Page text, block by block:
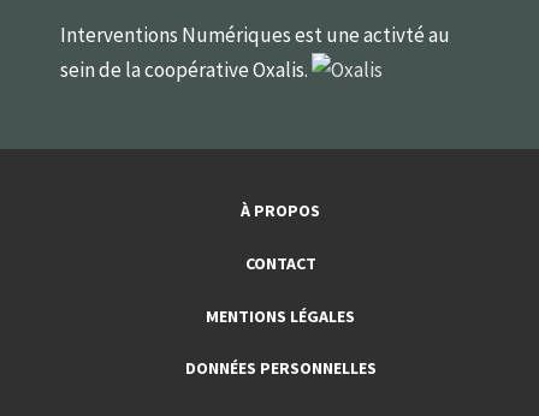
Interventions Numériques est une activté au
sein de la coopérative Oxalis.
À PROPOS
CONTACT
MENTIONS LÉGALES
DONNÉES PERSONNELLES